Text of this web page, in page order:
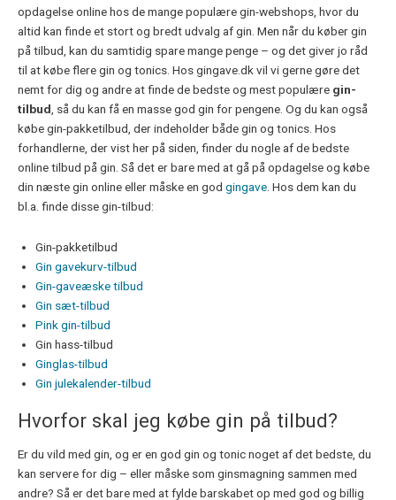
opdagelse online hos de mange populære gin-webshops, hvor du
altid kan finde et stort og bredt udvalg af gin. Men når du køber gin
på tilbud, kan du samtidig spare mange penge – og det giver jo råd
til at købe flere gin og tonics. Hos gingave.dk vil vi gerne gøre det
nemt for dig og andre at finde de bedste og mest populære gin-
tilbud , så du kan få en masse god gin for pengene. Og du kan også
købe gin-pakketilbud, der indeholder både gin og tonics. Hos
forhandlerne, der vist her på siden, finder du nogle af de bedste
online tilbud på gin. Så det er bare med at gå på opdagelse og købe
din næste gin online eller måske en god gingave . Hos dem kan du
bl.a. finde disse gin-tilbud:
Gin-pakketilbud
Gin gavekurv-tilbud
Gin-gaveæske tilbud
Gin sæt-tilbud
Pink gin-tilbud
Gin hass-tilbud
Ginglas-tilbud
Gin julekalender-tilbud
Hvorfor skal jeg købe gin på tilbud?
Er du vild med gin, og er en god gin og tonic noget af det bedste, du
kan servere for dig – eller måske som ginsmagning sammen med
andre? Så er det bare med at fylde barskabet op med god og billig